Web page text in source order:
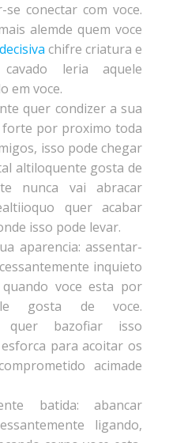
conectar com voce.
alemde quem voce
chifre criatura e
leria aquele
em voce.
quer condizer a sua
forte por proximo toda
isso pode chegar
altiloquente gosta de
nunca vai abracar
quer acabar
isso pode levar.
aparencia: assentar-
inquieto
voce esta por
gosta de voce.
quer bazofiar isso
para acoitar os
acimade
batida: abancar
ligando,